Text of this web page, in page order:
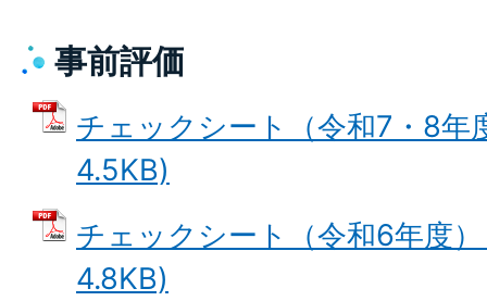
事前評価
チェックシート（令和7・8年
4.5KB)
チェックシート（令和6年度
4.8KB)